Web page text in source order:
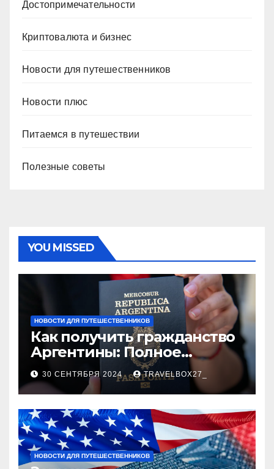
Достопримечательности
Криптовалюта и бизнес
Новости для путешественников
Новости плюс
Питаемся в путешествии
Полезные советы
YOU MISSED
НОВОСТИ ДЛЯ ПУТЕШЕСТВЕННИКОВ
Как получить гражданство
Аргентины: Полное
руководство
30 СЕНТЯБРЯ 2024 TRAVELBOX27_
НОВОСТИ ДЛЯ ПУТЕШЕСТВЕННИКОВ